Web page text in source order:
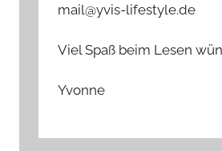
mail@yvis-lifestyle.de
Viel Spaß beim Lesen
Yvonne